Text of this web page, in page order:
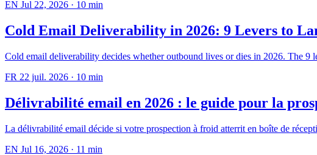
EN Jul 22, 2026 · 10 min
Cold Email Deliverability in 2026: 9 Levers to
Cold email deliverability decides whether outbound lives or dies in 2026. The 9
FR 22 juil. 2026 · 10 min
Délivrabilité email en 2026 : le guide pour la
La délivrabilité email décide si votre prospection à froid atterrit en boîte de
EN Jul 16, 2026 · 11 min